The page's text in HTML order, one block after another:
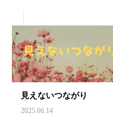
見えないつながり
2025.06.14